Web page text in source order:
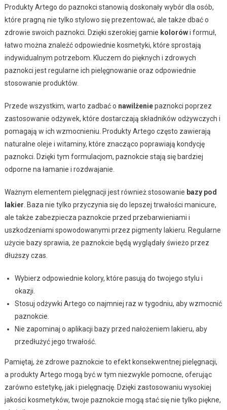
Produkty Artego do paznokci stanowią doskonały wybór dla osób,
które pragną nie tylko stylowo się prezentować, ale także dbać o
zdrowie swoich paznokci. Dzięki szerokiej gamie kolorówi formuł,
łatwo można znaleźć odpowiednie kosmetyki, które sprostają
indywidualnym potrzebom. Kluczem do pięknych i zdrowych
paznokci jest regularne ich pielęgnowanie oraz odpowiednie
stosowanie produktów.
Przede wszystkim, warto zadbać o nawilżeniepaznokci poprzez
zastosowanie odżywek, które dostarczają składników odżywczych i
pomagają w ich wzmocnieniu. Produkty Artego często zawierają
naturalne oleje i witaminy, które znacząco poprawiają kondycję
paznokci. Dzięki tym formulacjom, paznokcie stają się bardziej
odporne na łamanie i rozdwajanie.
Ważnym elementem pielęgnacji jest również stosowanie bazy pod
lakier . Baza nie tylko przyczynia się do lepszej trwałości manicure,
ale także zabezpiecza paznokcie przed przebarwieniami i
uszkodzeniami spowodowanymi przez pigmenty lakieru. Regularne
użycie bazy sprawia, że paznokcie będą wyglądały świeżo przez
dłuższy czas.
Wybierz odpowiednie kolory, które pasują do twojego stylu i
okazji.
Stosuj odżywki Artego co najmniej raz w tygodniu, aby wzmocnić
paznokcie.
Nie zapominaj o aplikacji bazy przed nałożeniem lakieru, aby
przedłużyć jego trwałość.
Pamiętaj, że zdrowe paznokcie to efekt konsekwentnej pielęgnacji,
a produkty Artego mogą być w tym niezwykle pomocne, oferując
zarówno estetykę, jak i pielęgnację. Dzięki zastosowaniu wysokiej
jakości kosmetyków, twoje paznokcie mogą stać się nie tylko piękne,